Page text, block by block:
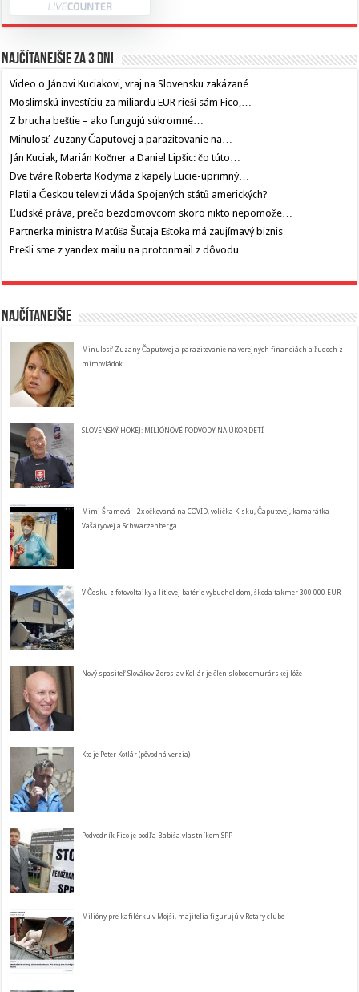
Najčítanejšie za 3 dni
Video o Jánovi Kuciakovi, vraj na Slovensku zakázané
Moslimskú investíciu za miliardu EUR rieši sám Fico,…
Z brucha beštie – ako fungujú súkromné…
Minulosť Zuzany Čaputovej a parazitovanie na…
Ján Kuciak, Marián Kočner a Daniel Lipšic: čo túto…
Dve tváre Roberta Kodyma z kapely Lucie-úprimný…
Platila Českou televizi vláda Spojených států amerických?
Ľudské práva, prečo bezdomovcom skoro nikto nepomože…
Partnerka ministra Matúša Šutaja Eštoka má zaujímavý biznis
Prešli sme z yandex mailu na protonmail z dôvodu…
Najčítanejšie
Minulosť Zuzany Čaputovej a parazitovanie na verejných financiách a ľudoch z
mimovládok
SLOVENSKÝ HOKEJ: MILIÓNOVÉ PODVODY NA ÚKOR DETÍ
Mimi Šramová – 2x očkovaná na COVID, volička Kisku, Čaputovej, kamarátka
Vašáryovej a Schwarzenberga
V Česku z fotovoltaiky a lítiovej batérie vybuchol dom, škoda takmer 300 000 EUR
Nový spasiteľ Slovákov Zoroslav Kollár je člen slobodomurárskej lóže
Kto je Peter Kotlár (pôvodná verzia)
Podvodník Fico je podľa Babiša vlastníkom SPP
Milióny pre kafilérku v Mojši, majitelia figurujú v Rotary clube